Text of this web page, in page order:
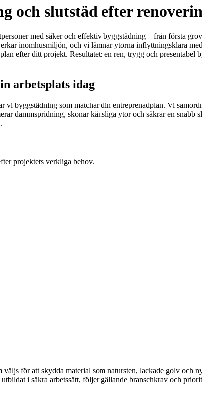
och slutstäd efter
med säker och effektiv byggstädning – från första
inomhusmiljön, och vi lämnar ytorna inflyttningsklara
efter ditt projekt. Resultatet: en ren, trygg och presentabel
arbetsplats idag
byggstädning som matchar din entreprenadplan. Vi
dammspridning, skonar känsliga ytor och säkrar en snabb
projektets verkliga behov.
för att skydda material som natursten, lackade golv och
i säkra arbetssätt, följer gällande branschkrav och